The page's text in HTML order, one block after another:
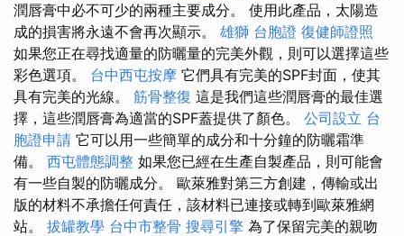
潤唇膏中必不可少的兩種主要成分。 使用此產品，太陽造
成的損害將永遠不會再次顯示。 雄獅 台胞證 復健師證照
如果您正在尋找適量的防曬量的完美外觀，則可以選擇這些
彩色選項。 台中西屯按摩 它們具有完美的SPF封面，使其
具有完美的光線。 筋骨整復 這是我們這些潤唇膏的最佳選
擇，這些潤唇膏為適當的SPF蓋提供了顏色。 公司設立 台
胞證申請 它可以用一些簡單的成分和十分鐘的防曬霜準
備。 西屯體態調整 如果您已經在生產自製產品，則可能會
有一些自製的防曬成分。 歐萊雅對第三方創建，傳輸或出
版的材料不承擔任何責任，該材料已連接或轉到歐萊雅網
站。 拔罐教學 台中市整骨 搜尋引擎 為了保留完美的親吻